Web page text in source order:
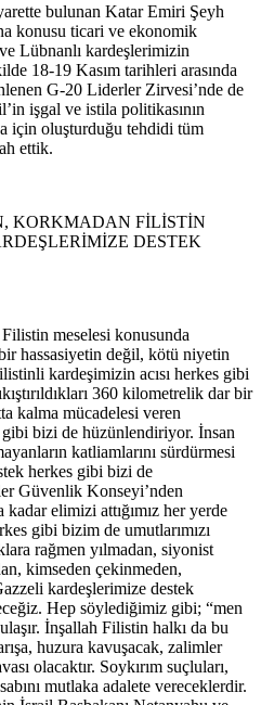
bulunan Katar Emiri Şeyh
konusu ticari ve ekonomik
Lübnanlı kardeşlerimizin
18-19 Kasım tarihleri arasında
G-20 Liderler Zirvesi’nde de
işgal ve istila politikasının
için oluşturduğu tehdidi tüm
ettik.
KORKMADAN FİLİSTİN
DESTEK
meselesi konusunda
hassasiyetin değil, kötü niyetin
kardeşimizin acısı herkes gibi
360 kilometrelik dar bir
kalma mücadelesi veren
bizi de hüzünlendiriyor. İnsan
katliamlarını sürdürmesi
herkes gibi bizi de
Güvenlik Konseyi’nden
elimizi attığımız her yerde
gibi bizim de umutlarımızı
rağmen yılmadan, siyonist
kimseden çekinmeden,
kardeşlerimize destek
Hep söylediğimiz gibi; “men
İnşallah Filistin halkı da bu
huzura kavuşacak, zalimler
olacaktır. Soykırım suçluları,
mutlaka adalete vereceklerdir.